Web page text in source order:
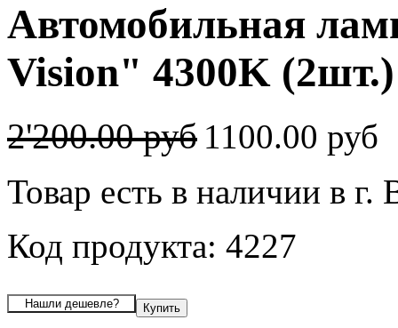
Автомобильная
Vision" 4300K (2шт.)
2'200.00 руб 1100.00 руб
Товар есть в наличии в г.
Код продукта: 4227